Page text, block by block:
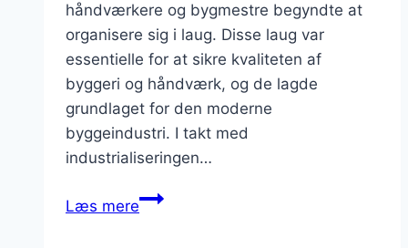
håndværkere og bygmestre begyndte at
organisere sig i laug. Disse laug var
essentielle for at sikre kvaliteten af
byggeri og håndværk, og de lagde
grundlaget for den moderne
byggeindustri. I takt med
industrialiseringen…
Læs mereEntreprenørbranchen